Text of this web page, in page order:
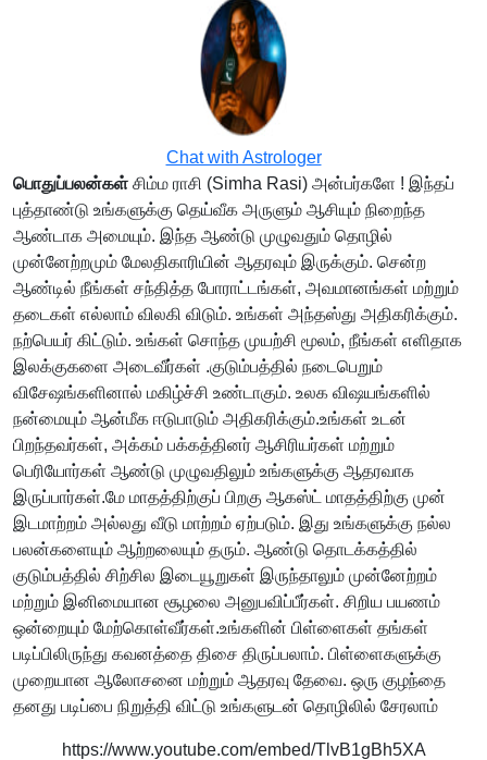
Chat with Astrologer
பொதுப்பலன்கள் சிம்ம ராசி (Simha Rasi) அன்பர்களே ! இந்தப்
புத்தாண்டு உங்களுக்கு தெய்வீக அருளும் ஆசியும் நிறைந்த
ஆண்டாக அமையும். இந்த ஆண்டு முழுவதும் தொழில்
முன்னேற்றமும் மேலதிகாரியின் ஆதரவும் இருக்கும். சென்ற
ஆண்டில் நீங்கள் சந்தித்த போராட்டங்கள், அவமானங்கள் மற்றும்
தடைகள் எல்லாம் விலகி விடும். உங்கள் அந்தஸ்து அதிகரிக்கும்.
நற்பெயர் கிட்டும். உங்கள் சொந்த முயற்சி மூலம், நீங்கள் எளிதாக
இலக்குகளை அடைவீர்கள் .குடும்பத்தில் நடைபெறும்
விசேஷங்களினால் மகிழ்ச்சி உண்டாகும். உலக விஷயங்களில்
நன்மையும் ஆன்மீக ஈடுபாடும் அதிகரிக்கும்.உங்கள் உடன்
பிறந்தவர்கள், அக்கம் பக்கத்தினர் ஆசிரியர்கள் மற்றும்
பெரியோர்கள் ஆண்டு முழுவதிலும் உங்களுக்கு ஆதரவாக
இருப்பார்கள்.மே மாதத்திற்குப் பிறகு ஆகஸ்ட் மாதத்திற்கு முன்
இடமாற்றம் அல்லது வீடு மாற்றம் ஏற்படும். இது உங்களுக்கு நல்ல
பலன்களையும் ஆற்றலையும் தரும். ஆண்டு தொடக்கத்தில்
குடும்பத்தில் சிற்சில இடையூறுகள் இருந்தாலும் முன்னேற்றம்
மற்றும் இனிமையான சூழலை அனுபவிப்பீர்கள். சிறிய பயணம்
ஒன்றையும் மேற்கொள்வீர்கள்.உங்களின் பிள்ளைகள் தங்கள்
படிப்பிலிருந்து கவனத்தை திசை திருப்பலாம். பிள்ளைகளுக்கு
முறையான ஆலோசனை மற்றும் ஆதரவு தேவை. ஒரு குழந்தை
தனது படிப்பை நிறுத்தி விட்டு உங்களுடன் தொழிலில் சேரலாம்
https://www.youtube.com/embed/TlvB1gBh5XA